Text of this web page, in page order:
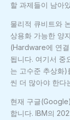
할 과제들이 남아
물리적 큐비트와
상용화 가능한 양
(Hardware에 연
됩니다. 여기서 중
는 고수준 추상화)
씬 더 많아야 한다
현재 구글
합니다. IBM의